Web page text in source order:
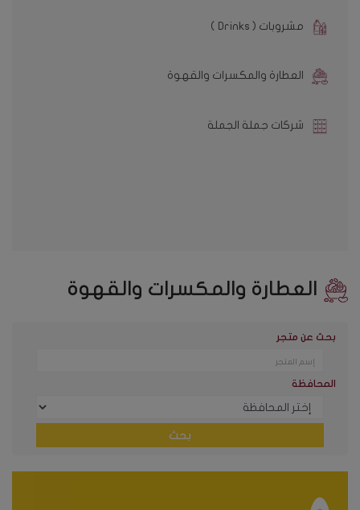
مشروبات ( Drinks )
العطارة والمكسرات والقهوة
شركات جملة الجملة
العطارة والمكسرات والقهوة
بحث عن متجر
المحافظة
بحث